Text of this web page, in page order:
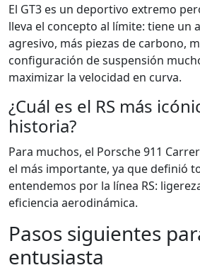
El GT3 es un deportivo extremo
lleva el concepto al límite: tiene un
agresivo, más piezas de carbono,
configuración de suspensión
maximizar la velocidad en curva.
¿Cuál es el RS más
historia?
Para muchos, el Porsche 911
el más importante, ya que definió
entendemos por la línea RS:
eficiencia aerodinámica.
Pasos siguientes
entusiasta